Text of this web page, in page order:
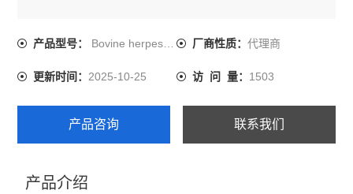
产品型号： Bovine herpesvirus 1 厂商性质： 代理商
更新时间：2025-10-25 访 问 量： 1503
产品咨询 联系我们
产品介绍